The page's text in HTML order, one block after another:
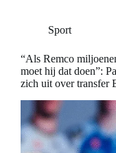
Sport
“Als Remco
moet hij dat doen”:
zich uit over transfer